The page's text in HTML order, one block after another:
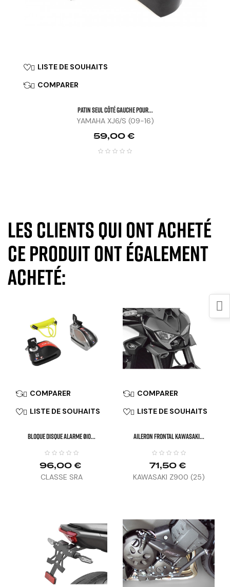
 LISTE DE SOUHAITS
 COMPARER
Patin Seul Côté Gauche Pour...
YAMAHA XJ6/S (09-16)
Prix
59,00 €
Les clients qui ont acheté
ce produit ont également
acheté:
 COMPARER
 LISTE DE SOUHAITS
BLOQUE DISQUE ALARME Ø10...
96,00 €
CLASSE SRA
 COMPARER
 LISTE DE SOUHAITS
Aileron Frontal KAWASAKI...
71,50 €
KAWASAKI Z900 (25)